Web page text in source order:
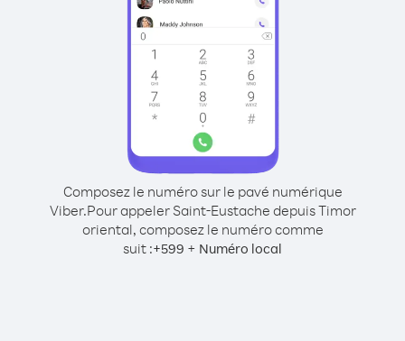
Composez le numéro sur le pavé numérique
Viber.Pour appeler Saint-Eustache depuis Timor
oriental, composez le numéro comme
suit :+599 + Numéro local